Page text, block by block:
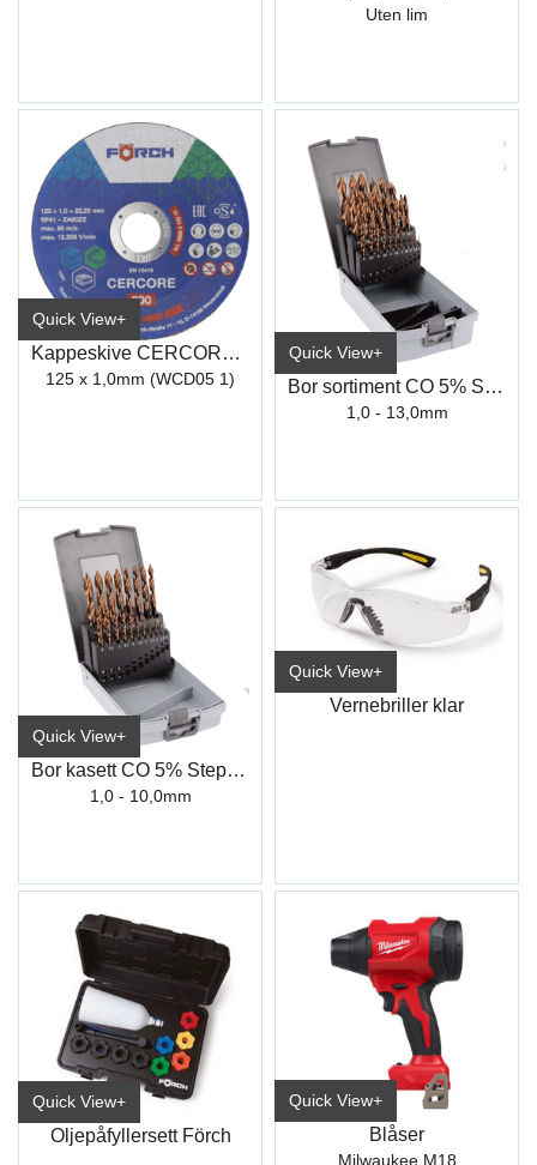
Uten lim
Quick View+
Kappeskive CERCORE 900 stål/inox
125 x 1,0mm (WCD05 1)
Quick View+
Bor sortiment CO 5% Step-Tech
1,0 - 13,0mm
Quick View+
Bor kasett CO 5% Step-Tech
1,0 - 10,0mm
Quick View+
Vernebriller klar
Quick View+
Oljepåfyllersett Förch
Quick View+
Blåser
Milwaukee M18